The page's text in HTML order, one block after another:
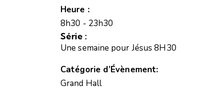
Heure :
8h30 - 23h30
Série :
Une semaine pour Jésus 8H30
Catégorie d’Évènement:
Grand Hall